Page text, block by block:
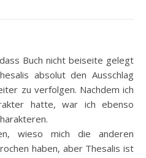
Buch nicht beiseite gelegt
absolut den Ausschlag
zu verfolgen. Nachdem ich
hatte, war ich ebenso
wieso mich die anderen
haben, aber Thesalis ist